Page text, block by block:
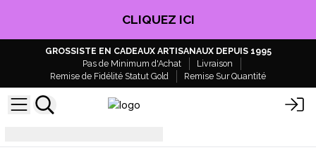
CLIQUEZ ICI
GROSSISTE EN CADEAUX ARTISANAUX DEPUIS 1995
Pas de Minimum d'Achat
Livraison
Remise de Fidélité Statut Gold
Remise Sur Quantité